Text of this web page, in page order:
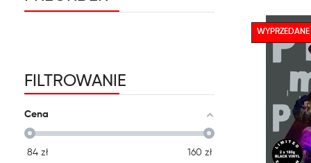
FILTROWANIE
Cena
84 zł 160 zł
WYPRZEDANE